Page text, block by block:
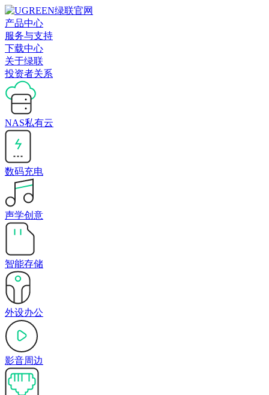
产品中心
服务与支持
下载中心
关于绿联
投资者关系
NAS私有云
数码充电
声学创意
智能存储
外设办公
影音周边